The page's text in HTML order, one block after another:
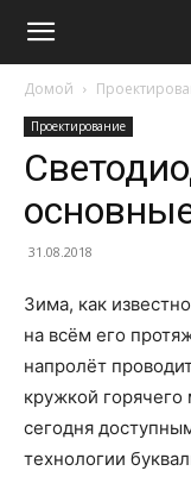
Домой
Проектирование
31.08.2018
Зима, как
на всём его
напролёт
кружкой
сегодня
технологии